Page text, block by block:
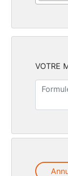
VOTRE